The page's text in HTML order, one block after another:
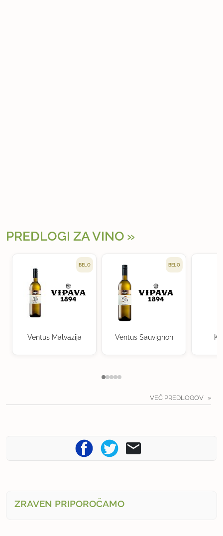
PREDLOGI ZA VINO
BELO
Ventus Malvazija
BELO
Ventus Sauvignon
VEČ PREDLOGOV
ZRAVEN PRIPOROČAMO